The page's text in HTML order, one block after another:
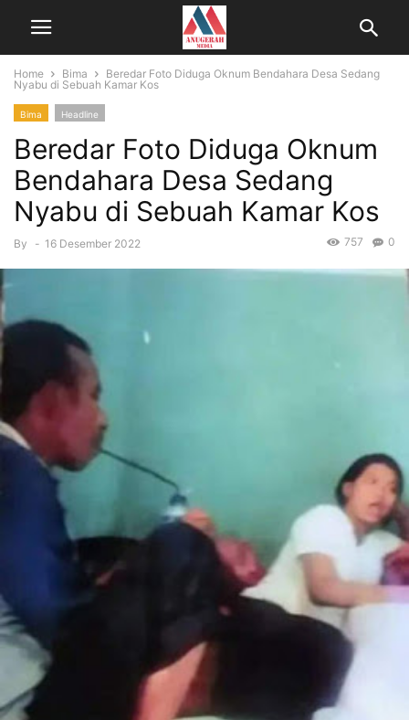
Home Bima
Beredar Foto Diduga Oknum Bendahara Desa Sedang
Nyabu di Sebuah Kamar Kos
Bima Headline
Beredar Foto Diduga Oknum
Bendahara Desa Sedang
Nyabu di Sebuah Kamar Kos
By - 16 Desember 2022 0
757